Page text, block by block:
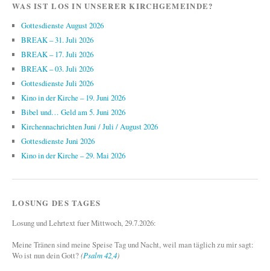
WAS IST LOS IN UNSERER KIRCHGEMEINDE?
Gottesdienste August 2026
BREAK – 31. Juli 2026
BREAK – 17. Juli 2026
BREAK – 03. Juli 2026
Gottesdienste Juli 2026
Kino in der Kirche – 19. Juni 2026
Bibel und… Geld am 5. Juni 2026
Kirchennachrichten Juni / Juli / August 2026
Gottesdienste Juni 2026
Kino in der Kirche – 29. Mai 2026
LOSUNG DES TAGES
Losung und Lehrtext fuer Mittwoch, 29.7.2026:
Meine Tränen sind meine Speise Tag und Nacht, weil man täglich zu mir sagt:
Wo ist nun dein Gott?(Psalm 42,4)